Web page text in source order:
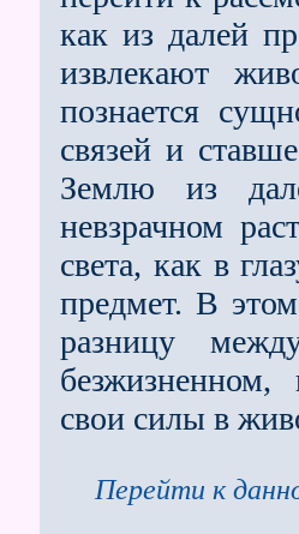
как из далей
извлекают
познается
связей и
Землю из
невзрачном
света, как в
предмет. В
разницу
свои силы в
Перейти к